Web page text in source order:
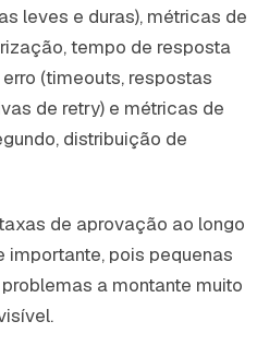
leves e duras), métricas de
tempo de resposta
(timeouts, respostas
de retry) e métricas de
distribuição de
de aprovação ao longo
pois pequenas
a montante muito